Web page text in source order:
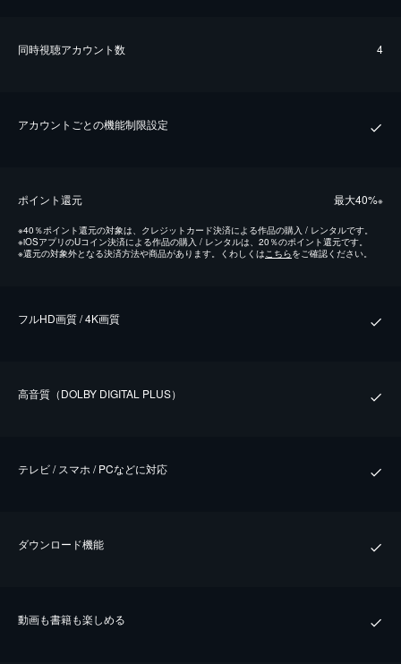
同時視聴アカウント数 4
アカウントごとの機能制限設定
ポイント還元 最⼤40%※
※40％ポイント還元の対象は、クレジットカード決済による作品の購入 / レンタルです。
※iOSアプリのUコイン決済による作品の購入 / レンタルは、20％のポイント還元です。
※還元の対象外となる決済方法や商品があります。くわしくはこちらをご確認ください。
フルHD画質 / 4K画質
⾼⾳質（DOLBY DIGITAL PLUS）
テレビ / スマホ / PCなどに対応
ダウンロード機能
動画も書籍も楽しめる